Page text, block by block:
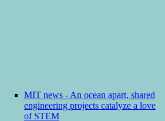
MIT news - An ocean apart, shared
engineering projects catalyze a love
of STEM